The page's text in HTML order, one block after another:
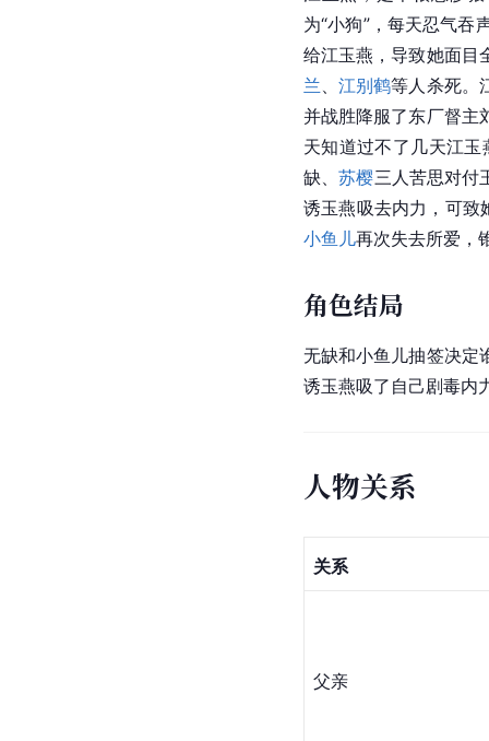
为“小狗”，每天忍气
给江玉燕，导致她面目
兰、江别鹤等人杀死。
并战胜降服了东厂督主
天知道过不了几天江
缺、苏樱三人苦思对付
诱玉燕吸去内力，可致
小鱼儿再次失去所爱，
角色结局
无缺和小鱼儿抽签决定
诱玉燕吸了自己剧毒内
人物关系
关系
父亲